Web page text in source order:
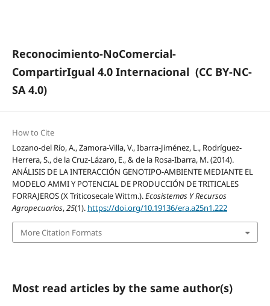
Reconocimiento-NoComercial-
CompartirIgual 4.0 Internacional (CC BY-NC-
SA 4.0)
How to Cite
Lozano-del Río, A., Zamora-Villa, V., Ibarra-Jiménez, L., Rodríguez-
Herrera, S., de la Cruz-Lázaro, E., & de la Rosa-Ibarra, M. (2014).
ANÁLISIS DE LA INTERACCIÓN GENOTIPO-AMBIENTE MEDIANTE EL
MODELO AMMI Y POTENCIAL DE PRODUCCIÓN DE TRITICALES
FORRAJEROS (X Triticosecale Wittm.).Ecosistemas Y Recursos
Agropecuarios,25(1). https://doi.org/10.19136/era.a25n1.222
More Citation Formats
Most read articles by the same author(s)